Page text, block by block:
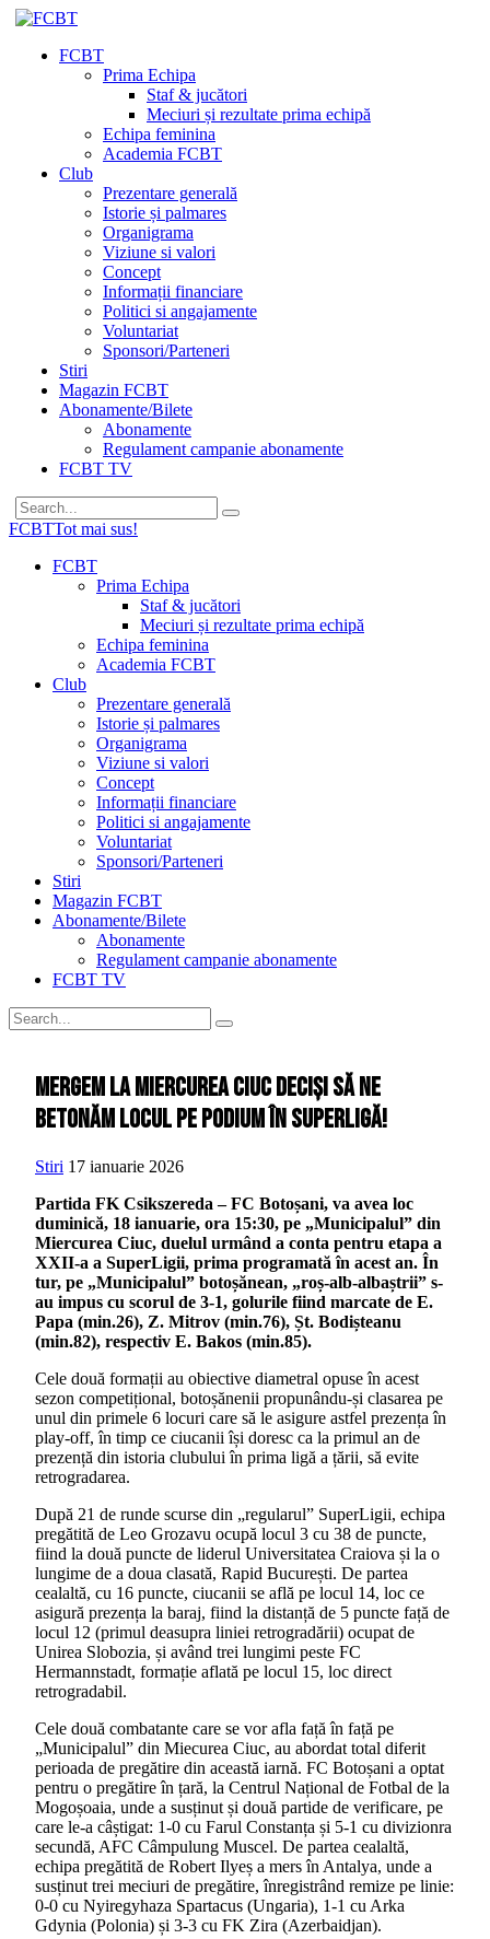
FCBT
Prima Echipa
Staf & jucători
Meciuri și rezultate prima echipă
Echipa feminina
Academia FCBT
Club
Prezentare generală
Istorie și palmares
Organigrama
Viziune si valori
Concept
Informații financiare
Politici si angajamente
Voluntariat
Sponsori/Parteneri
Stiri
Magazin FCBT
Abonamente/Bilete
Abonamente
Regulament campanie abonamente
FCBT TV
FCBTTot mai sus!
FCBT
Prima Echipa
Staf & jucători
Meciuri și rezultate prima echipă
Echipa feminina
Academia FCBT
Club
Prezentare generală
Istorie și palmares
Organigrama
Viziune si valori
Concept
Informații financiare
Politici si angajamente
Voluntariat
Sponsori/Parteneri
Stiri
Magazin FCBT
Abonamente/Bilete
Abonamente
Regulament campanie abonamente
FCBT TV
Mergem la Miercurea Ciuc deciși să ne
betonăm locul pe podium în SuperLigă!
Stiri 17 ianuarie 2026
Partida FK Csikszereda – FC Botoșani, va avea loc
duminică, 18 ianuarie, ora 15:30, pe „Municipalul” din
Miercurea Ciuc, duelul urmând a conta pentru etapa a
XXII-a a SuperLigii, prima programată în acest an. În
tur, pe „Municipalul” botoșănean, „roș-alb-albaștrii” s-
au impus cu scorul de 3-1, golurile fiind marcate de E.
Papa (min.26), Z. Mitrov (min.76), Șt. Bodișteanu
(min.82), respectiv E. Bakos (min.85).
Cele două formații au obiective diametral opuse în acest
sezon competițional, botoșănenii propunându-și clasarea pe
unul din primele 6 locuri care să le asigure astfel prezența în
play-off, în timp ce ciucanii își doresc ca la primul an de
prezență din istoria clubului în prima ligă a țării, să evite
retrogradarea.
După 21 de runde scurse din „regularul” SuperLigii, echipa
pregătită de Leo Grozavu ocupă locul 3 cu 38 de puncte,
fiind la două puncte de liderul Universitatea Craiova și la o
lungime de a doua clasată, Rapid București. De partea
cealaltă, cu 16 puncte, ciucanii se află pe locul 14, loc ce
asigură prezența la baraj, fiind la distanță de 5 puncte față de
locul 12 (primul deasupra liniei retrogradării) ocupat de
Unirea Slobozia, și având trei lungimi peste FC
Hermannstadt, formație aflată pe locul 15, loc direct
retrogradabil.
Cele două combatante care se vor afla față în față pe
„Municipalul” din Miecurea Ciuc, au abordat total diferit
perioada de pregătire din această iarnă. FC Botoșani a optat
pentru o pregătire în țară, la Centrul Național de Fotbal de la
Mogoșoaia, unde a susținut și două partide de verificare, pe
care le-a câștigat: 1-0 cu Farul Constanța și 5-1 cu divizionra
secundă, AFC Câmpulung Muscel. De partea cealaltă,
echipa pregătită de Robert Ilyeș a mers în Antalya, unde a
susținut trei meciuri de pregătire, înregistrând remize pe linie:
0-0 cu Nyiregyhaza Spartacus (Ungaria), 1-1 cu Arka
Gdynia (Polonia) și 3-3 cu FK Zira (Azerbaidjan).